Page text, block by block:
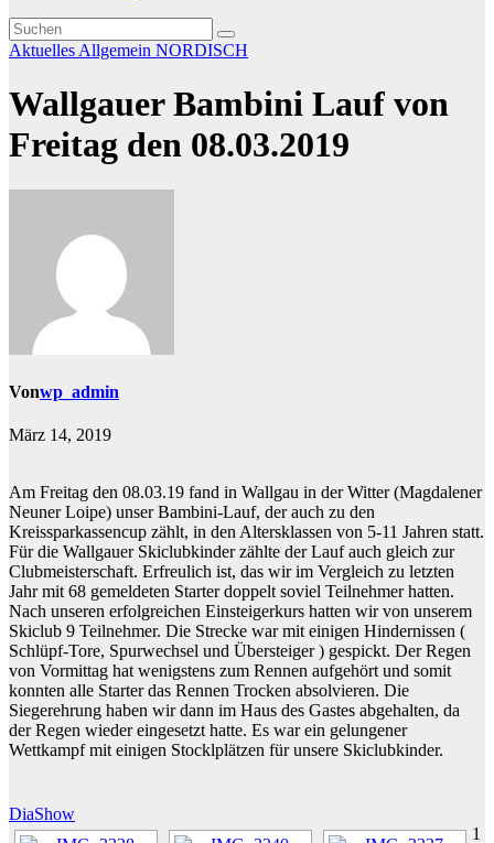
Aktuelles Allgemein NORDISCH
Wallgauer Bambini Lauf von
Freitag den 08.03.2019
Vonwp_admin
März 14, 2019
Am Freitag den 08.03.19 fand in Wallgau in der Witter (Magdalener
Neuner Loipe) unser Bambini-Lauf, der auch zu den
Kreissparkassencup zählt, in den Altersklassen von 5-11 Jahren statt.
Für die Wallgauer Skiclubkinder zählte der Lauf auch gleich zur
Clubmeisterschaft. Erfreulich ist, das wir im Vergleich zu letzten
Jahr mit 68 gemeldeten Starter doppelt soviel Teilnehmer hatten.
Nach unseren erfolgreichen Einsteigerkurs hatten wir von unserem
Skiclub 9 Teilnehmer. Die Strecke war mit einigen Hindernissen (
Schlüpf-Tore, Spurwechsel und Übersteiger ) gespickt. Der Regen
von Vormittag hat wenigstens zum Rennen aufgehört und somit
konnten alle Starter das Rennen Trocken absolvieren. Die
Siegerehrung haben wir dann im Haus des Gastes abgehalten, da
der Regen wieder eingesetzt hatte. Es war ein gelungener
Wettkampf mit einigen Stocklplätzen für unsere Skiclubkinder.
DiaShow
1